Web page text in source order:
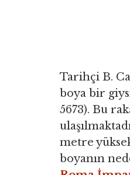
Tarihçi B.
boya bir
5673). Bu
metre
boyanın